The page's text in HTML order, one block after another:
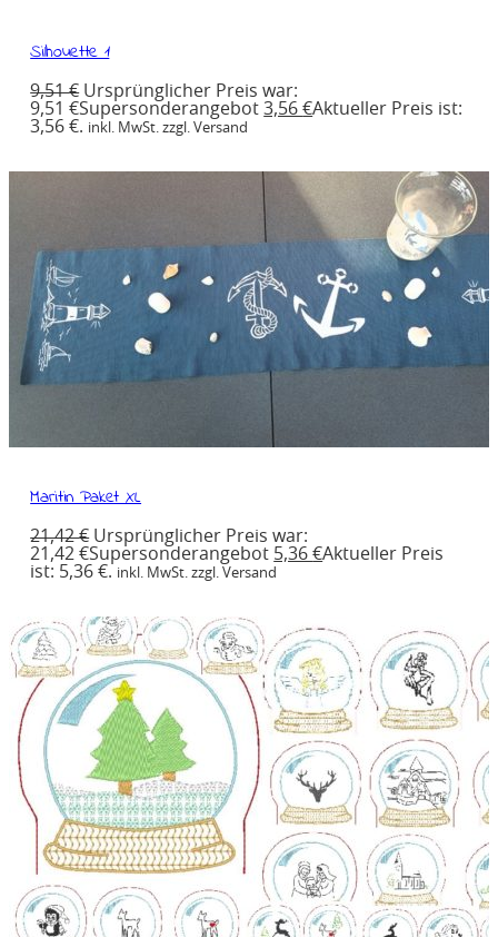
Silhouette 1
9,51€ Ursprünglicher Preis war:
9,51 €Supersonderangebot 3,56€Aktueller Preis ist:
3,56 €. inkl. MwSt. zzgl. Versand
Maritin Paket XL
21,42€ Ursprünglicher Preis war:
21,42 €Supersonderangebot 5,36€Aktueller Preis
ist: 5,36 €. inkl. MwSt. zzgl. Versand